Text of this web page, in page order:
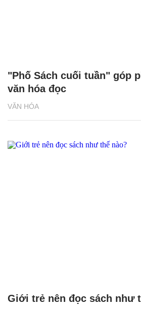
VĂN HÓA
"Phố Sách cuối tuần" góp
văn hóa đọc
Giới trẻ nên đọc sách như